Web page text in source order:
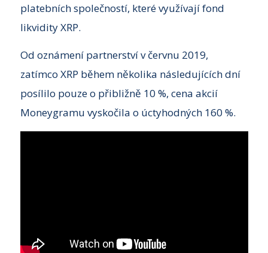
platebních společností, které využívají fond
likvidity XRP.
Od oznámení partnerství v červnu 2019,
zatímco XRP během několika následujících dní
posílilo pouze o přibližně 10 %, cena akcií
Moneygramu vyskočila o úctyhodných 160 %.